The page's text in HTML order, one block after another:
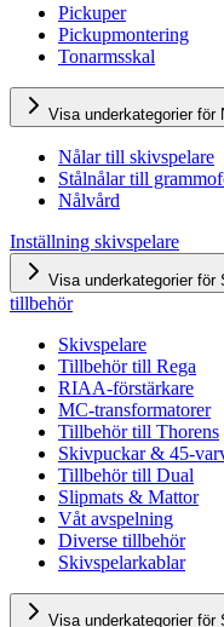
Pickuper
Pickupmontering
Tonarmsskal
Visa underkategorier för
Nålar till skivspelare
Stålnålar till
Nålvård
Inställning skivspelare
Visa underkategorier för
tillbehör
Skivspelare
Tillbehör till Rega
RIAA-förstärkare
MC-transformatorer
Tillbehör till Thorens
Skivpuckar & 45-
Tillbehör till Dual
Slipmats & Mattor
Våt avspelning
Diverse tillbehör
Skivspelarkablar
Visa underkategorier för